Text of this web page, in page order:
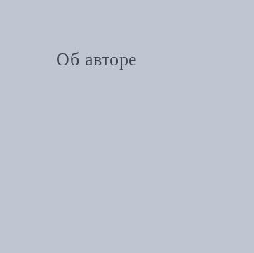
Об авторе